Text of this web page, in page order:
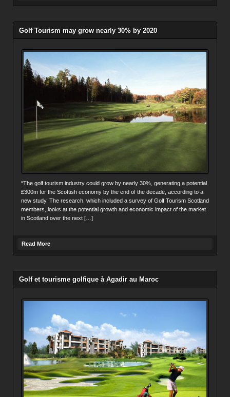
Golf Tourism may grow nearly 30% by 2020
“The golf tourism industry could grow by nearly 30%, generating a potential
£300m for the Scottish economy by the end of the decade, according to a
new study. The research, which included a survey of Golf Tourism Scotland
members, looks at the potential growth and economic impact of the market
in Scotland over the next […]
Read More
Golf et tourisme golfique à Agadir au Maroc